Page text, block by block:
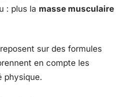
: plus la masse musculaire
reposent sur des formules
en compte les
physique.